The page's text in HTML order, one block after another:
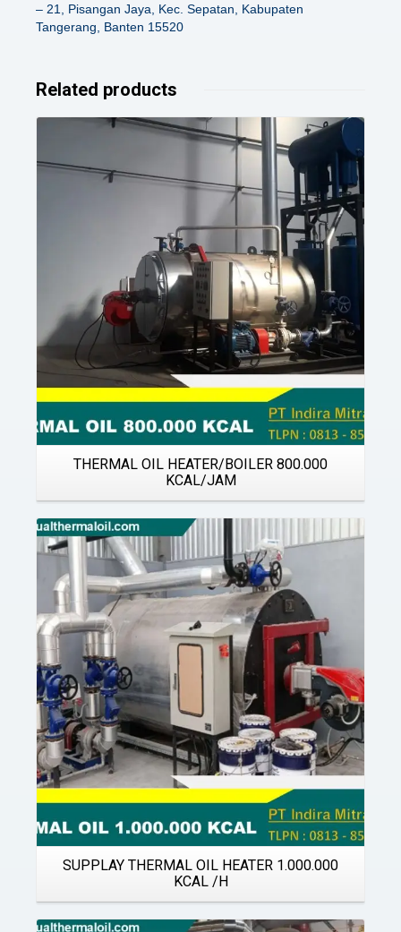
– 21, Pisangan Jaya, Kec. Sepatan, Kabupaten
Tangerang, Banten 15520
Related products
THERMAL OIL HEATER/BOILER 800.000
KCAL/JAM
SUPPLAY THERMAL OIL HEATER 1.000.000
KCAL /H